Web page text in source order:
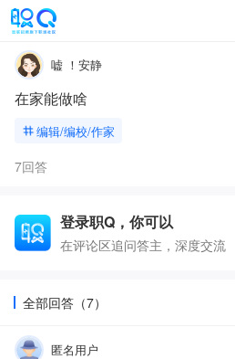
嘘 ！安静
在家能做啥
编辑/编校/作家
7回答
登录职Q，你可以
在评论区追问答主，深度交流
全部回答（7）
匿名用户